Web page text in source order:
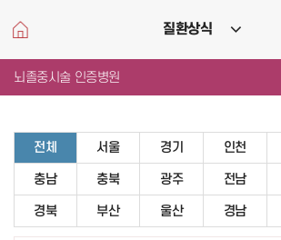
질환상식
뇌졸중시술 인증병원
전체 서울 경기 인천
충남 충북 광주 전남
경북 부산 울산 경남